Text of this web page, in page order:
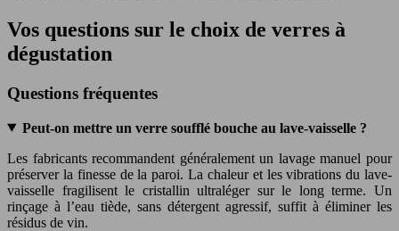
Vos questions sur le choix de verres à
dégustation
Questions fréquentes
Peut-on mettre un verre soufflé bouche au lave-vaisselle ?
Les fabricants recommandent généralement un lavage manuel pour
préserver la finesse de la paroi. La chaleur et les vibrations du lave-
vaisselle fragilisent le cristallin ultraléger sur le long terme. Un
rinçage à l’eau tiède, sans détergent agressif, suffit à éliminer les
résidus de vin.